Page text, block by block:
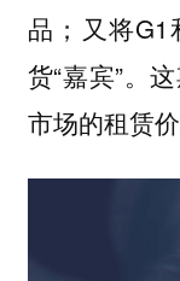
品；又将
货“嘉宾”。
市场的租赁